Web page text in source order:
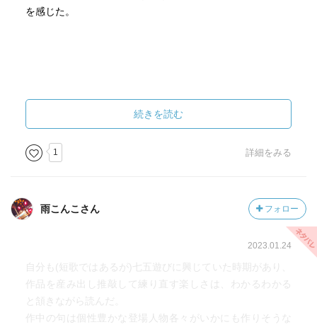
を感じた。
続きを読む
1 詳細をみる
雨こんこさん フォロー
2023.01.24
自分も(短歌ではあるが)七五遊びに興じていた時期があり、
作品を産み出し推敲して練り直す楽しさは、わかるわかる
と頷きながら読んだ。
作中の句は個性豊かな登場人物各々がいかにも作りそうな